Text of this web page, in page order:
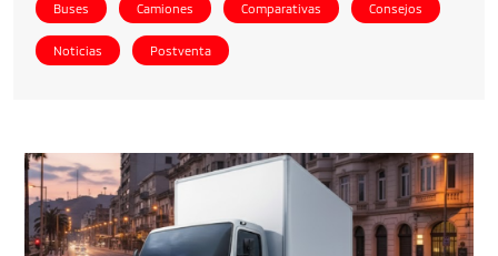
Buses Camiones Comparativas Consejos
Noticias Postventa